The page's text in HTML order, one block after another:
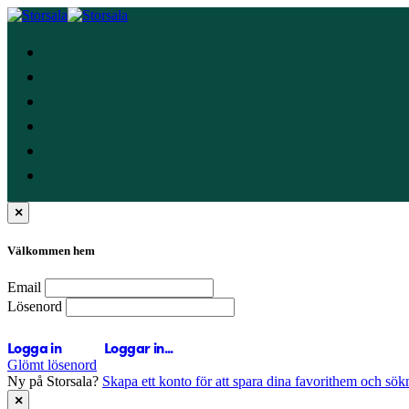
×
Välkommen hem
Email
Lösenord
Logga in Loggar in...
Glömt lösenord
Ny på Storsala? Skapa ett konto för att spara dina favorithem och
×